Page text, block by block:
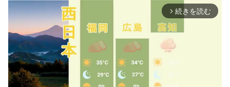
arrow_forward_ios 続きを読む